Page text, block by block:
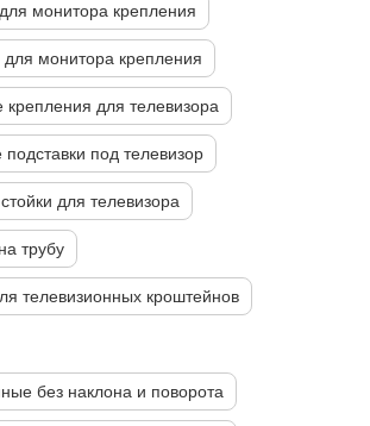
монитора крепления
для монитора крепления
для телевизора
под телевизор
для телевизора
трубу
телевизионных кроштейнов
без наклона и поворота